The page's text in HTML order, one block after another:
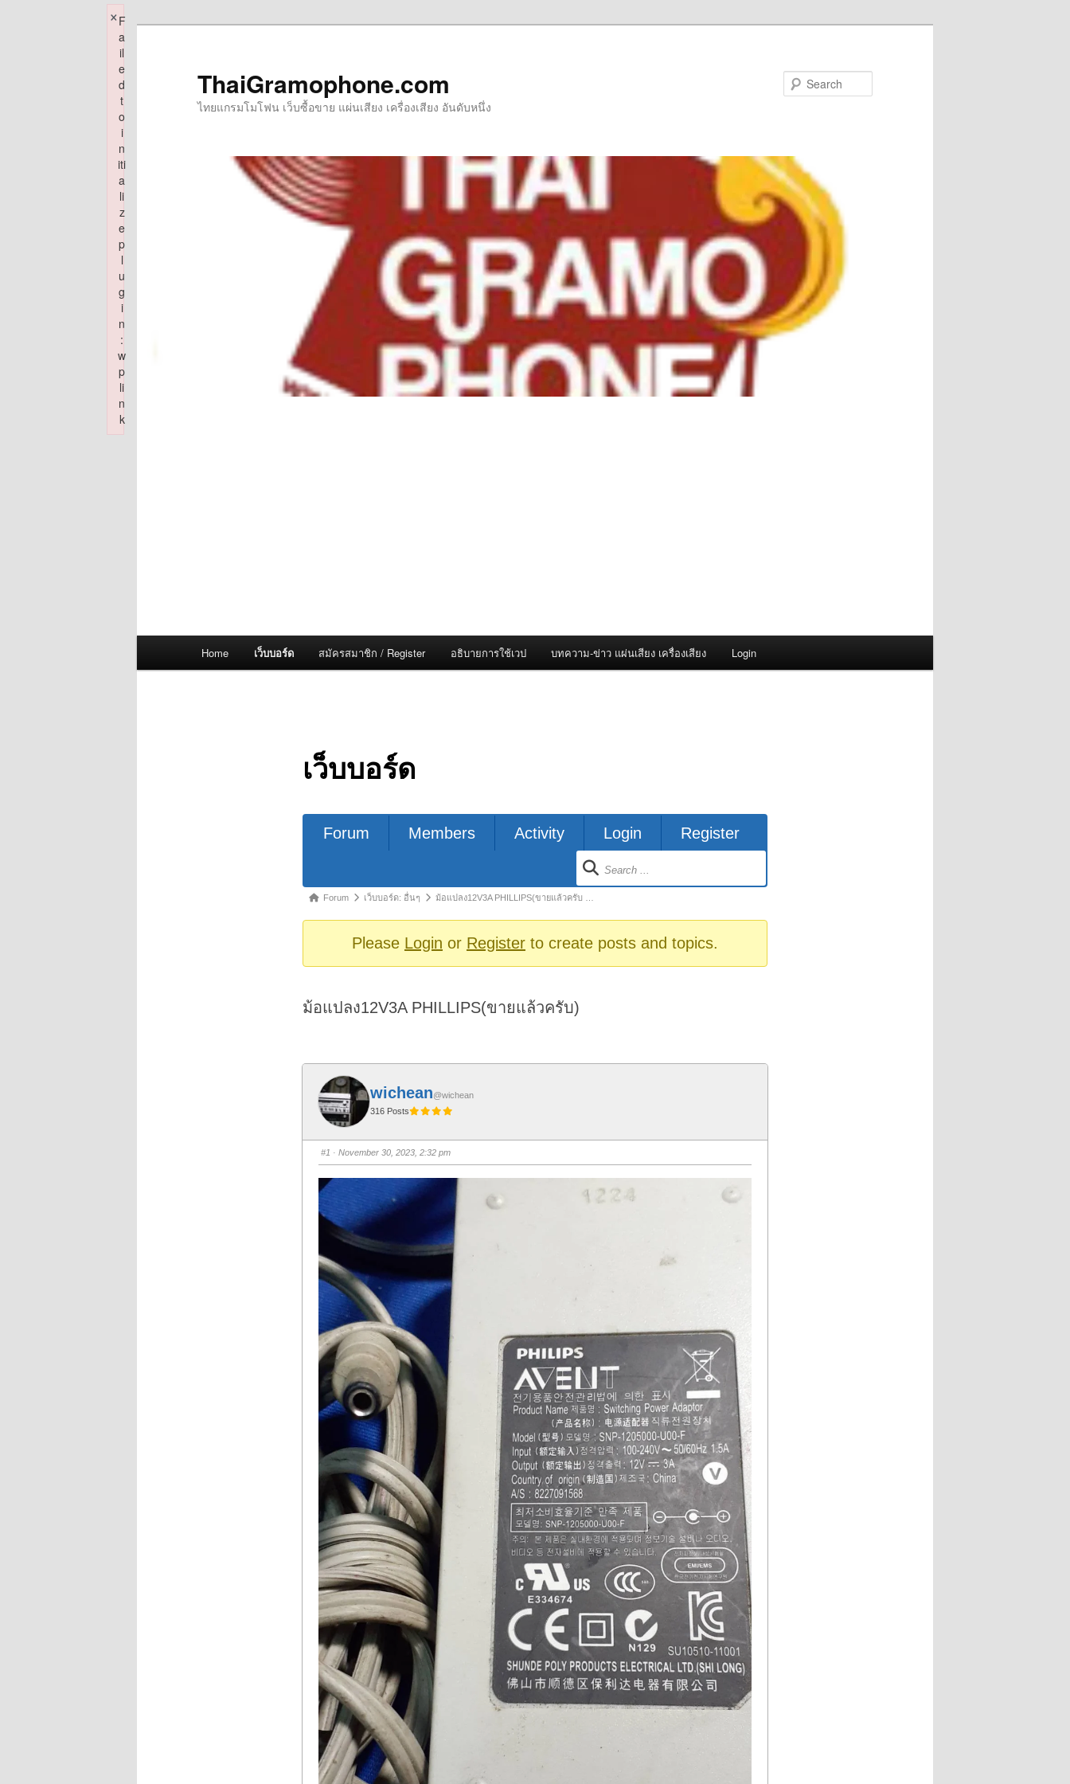
ThaiGramophone.com
ไทยแกรมโมโฟน เว็บซื้อขาย แผ่นเสียง เครื่องเสียง อันดับหนึ่ง
Home เว็บบอร์ด สมัครสมาชิก / Register อธิบายการใช้เวป บทความ-ข่าว แผ่นเสียง เครื่องเสียง Login
เว็บบอร์ด
Forum
Forum Members Activity Login Register
Forum
here:
Forum เว็บบอร์ด: อื่นๆ ม้อแปลง12V3A PHILLIPS(ขายแล้วครับ …
Please Login or Registerto create posts and topics.
ม้อแปลง12V3A PHILLIPS(ขายแล้วครับ)
wichean@wichean
316 Posts
#1 · November 30, 2023, 2:32 pm
F
a
il
e
d
t
o
i
n
iti
a
li
z
e
p
l
u
g
i
n
:
w
p
li
n
k
×